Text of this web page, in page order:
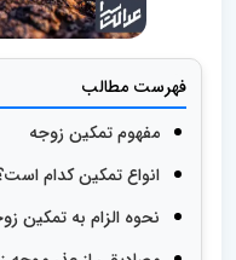
فهرست مطالب
مفهوم تمکین زوجه
انواع تمکین کدام
نحوه الزام به تمکین